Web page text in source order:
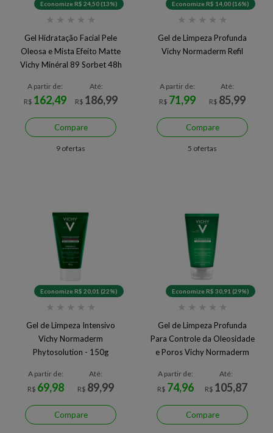
Economize R$ 24,50 (13%)
★ ★ ★ ★ ★
Gel Hidratação Facial Pele
Oleosa e Mista Efeito Matte
Vichy Minéral 89 Sorbet 48h
A partir de:
R$ 162,49
Até:
R$ 186,99
Compare
9 ofertas
Economize R$ 14,00 (16%)
★ ★ ★ ★ ★
Gel de Limpeza Profunda
Vichy Normaderm Refil
A partir de:
R$ 71,99
Até:
R$ 85,99
Compare
5 ofertas
Economize R$ 20,01 (22%)
★ ★ ★ ★ ★
Gel de Limpeza Intensivo
Vichy Normaderm
Phytosolution - 150g
A partir de:
R$ 69,98
Até:
R$ 89,99
Compare
Economize R$ 30,91 (29%)
★ ★ ★ ★ ★
Gel de Limpeza Profunda
Para Controle da Oleosidade
e Poros Vichy Normaderm
A partir de:
R$ 74,96
Até:
R$ 105,87
Compare